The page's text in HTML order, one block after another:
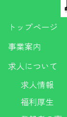
トップページ
事業案内
求人について
求人情報
福利厚生